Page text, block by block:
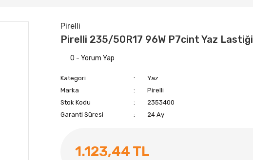
Pirelli
Pirelli 235/50R17 96W P7cint Yaz Lastiği
0 - Yorum Yap
Kategori
Yaz
Marka
Pirelli
Stok Kodu
2353400
Garanti Süresi
24 Ay
1.123,44 TL